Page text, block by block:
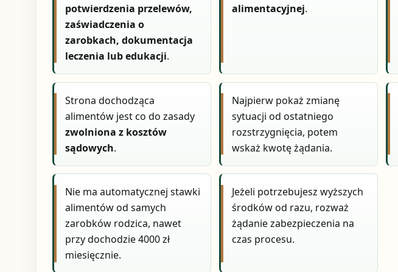
potwierdzenia przelewów,
zaświadczenia o
zarobkach, dokumentacja
leczenia lub edukacji.
alimentacyjnej.
Strona dochodząca
alimentów jest co do zasady
zwolniona z kosztów
sądowych.
Najpierw pokaż zmianę
sytuacji od ostatniego
rozstrzygnięcia, potem
wskaż kwotę żądania.
Nie ma automatycznej stawki
alimentów od samych
zarobków rodzica, nawet
przy dochodzie 4000 zł
miesięcznie.
Jeżeli potrzebujesz wyższych
środków od razu, rozważ
żądanie zabezpieczenia na
czas procesu.